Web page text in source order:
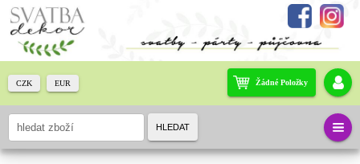
Žádné Položky
CZK EUR
HLEDAT